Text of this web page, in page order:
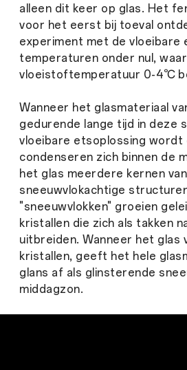
alleen dit keer op glas. Het
voor het eerst bij toeval
experiment met de vloeibare
temperaturen onder nul,
vloeistoftemperatuur 0-4℃
Wanneer het glasmateriaal
gedurende lange tijd in deze
vloeibare etsoplossing wordt
condenseren zich binnen de
het glas meerdere kernen van
sneeuwvlokachtige
"sneeuwvlokken" groeien
kristallen die zich als takken
uitbreiden. Wanneer het glas
kristallen, geeft het hele
glans af als glinsterende
middagzon.